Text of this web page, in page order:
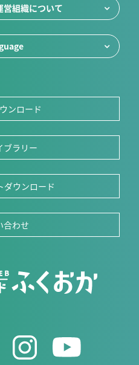
営組織について
ンロード
ブラリー
ダウンロード
合わせ